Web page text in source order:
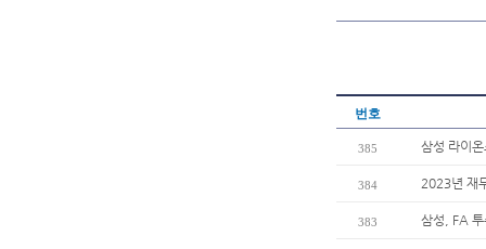
번호
385 삼성 라이
384 2023년 재
383 삼성, FA